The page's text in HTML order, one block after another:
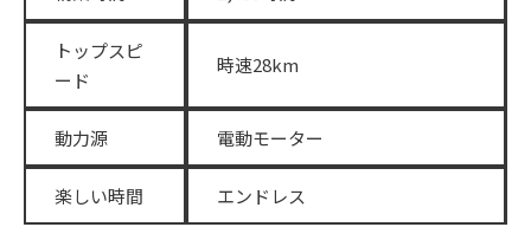
トップスピ
ード
時速28km
動力源 電動モーター
楽しい時間 エンドレス